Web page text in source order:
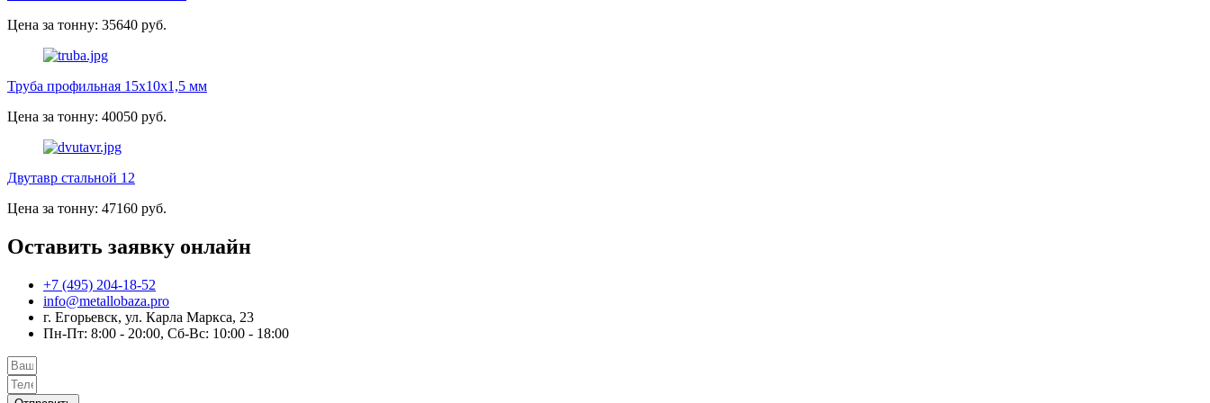
Цена за тонну: 35640 руб.
Труба профильная 15х10х1,5 мм
Цена за тонну: 40050 руб.
Двутавр стальной 12
Цена за тонну: 47160 руб.
Оставить заявку онлайн
+7 (495) 204-18-52
info@metallobaza.pro
г. Егорьевск, ул. Карла Маркса, 23
Пн-Пт: 8:00 - 20:00, Сб-Вс: 10:00 - 18:00